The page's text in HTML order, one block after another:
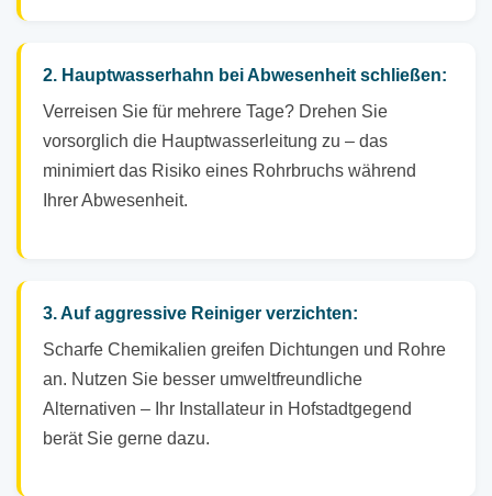
2. Hauptwasserhahn bei Abwesenheit schließen:
Verreisen Sie für mehrere Tage? Drehen Sie
vorsorglich die Hauptwasserleitung zu – das
minimiert das Risiko eines Rohrbruchs während
Ihrer Abwesenheit.
3. Auf aggressive Reiniger verzichten:
Scharfe Chemikalien greifen Dichtungen und Rohre
an. Nutzen Sie besser umweltfreundliche
Alternativen – Ihr Installateur in Hofstadtgegend
berät Sie gerne dazu.